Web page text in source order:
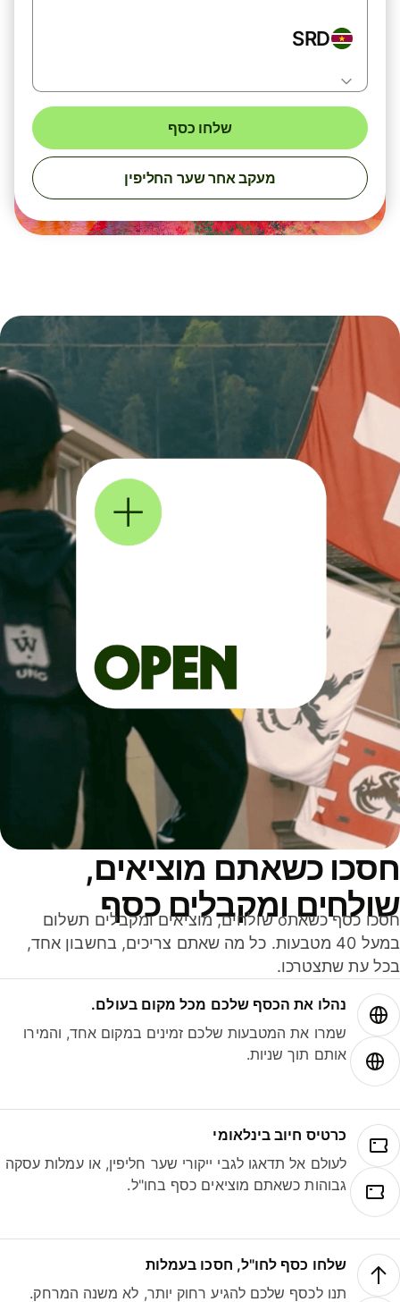
SRD
שלחו כסף
מעקב אחר שער החליפין
כשאתם מוציאים,
ומקבלים כסף
חסכו כסף כשאתo שולחים, מוציאים ומקבלים תשלום
במעל 40 מטבעות. כל מה שאתם צריכים, בחשבון אחד,
עת שתצטרכו.
נהלו את הכסף שלכם מכל מקום בעולם.
שמרו את המטבעות שלכם זמינים במקום אחד, והמירו
אותם תוך שניות.
כרטיס חיוב בינלאומי
לעולם אל תדאגו לגבי ייקורי שער חליפין, או עמלות עסקה
גבוהות כשאתם מוציאים כסף בחו"ל.
שלחו כסף לחו"ל, חסכו בעמלות
תנו לכסף שלכם להגיע רחוק יותר, לא משנה המרחק.